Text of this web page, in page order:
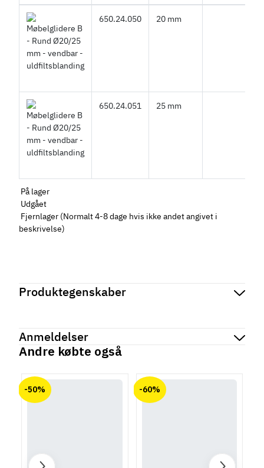
650.24.050 20 mm
650.24.051 25 mm
På lager
Udgået
Fjernlager (Normalt 4-8 dage hvis ikke andet angivet i
beskrivelse)
Produktegenskaber
Produktinformation
Ø20 mm
Ø25 mm
Type
Materiale mod gulvet
Anmeldelser
Der er ingen kundeanmeldelser endnu.
Andre købte også
-50% -60%